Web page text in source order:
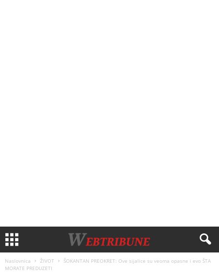
Naslovnica ŽIVOT
ŠOKANTAN PREOKRET: Ove sijalice su veoma opasne i evo ŠTA
MORATE PREDUZETI